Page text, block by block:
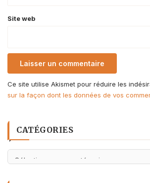
Site web
Ce site utilise Akismet pour réduire les
sur la façon dont les données de vos
CATÉGORIES
Catégories